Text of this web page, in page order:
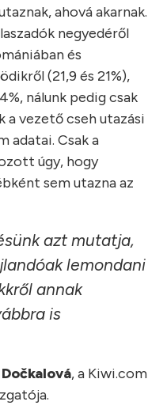
ahová akarnak.
negyedéről
és
(21,9 és 21%),
nálunk pedig csak
a vezető cseh utazási
adatai. Csak a
úgy, hogy
sem utazna az
azt mutatja,
lemondani
annak
is
, a Kiwi.com